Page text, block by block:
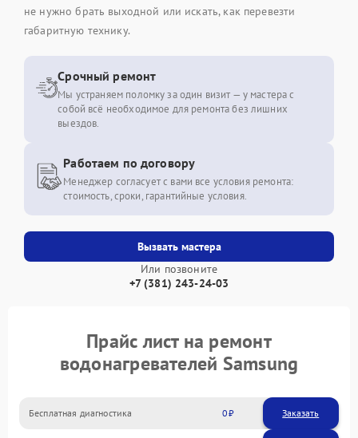
не нужно брать выходной или искать, как перевезти
габаритную технику.
Вызвать мастера
Или позвоните
+7 (381) 243-24-03
Срочный ремонт
Мы устраняем поломку за один визит — у мастера с
собой всё необходимое для ремонта без лишних
выездов.
Работаем по договору
Менеджер согласует с вами все условия ремонта:
стоимость, сроки, гарантийные условия.
Прайс лист на ремонт
водонагревателей Samsung
Бесплатная диагностика 0 Заказать